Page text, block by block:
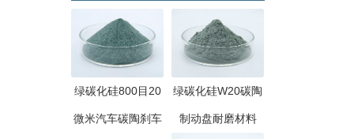
绿碳化硅800目20
微米汽车碳陶刹车
绿碳化硅W20碳陶
制动盘耐磨材料